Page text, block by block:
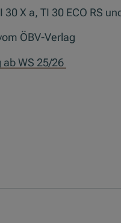
X a, TI 30 ECO RS
ÖBV-Verlag
WS 25/26